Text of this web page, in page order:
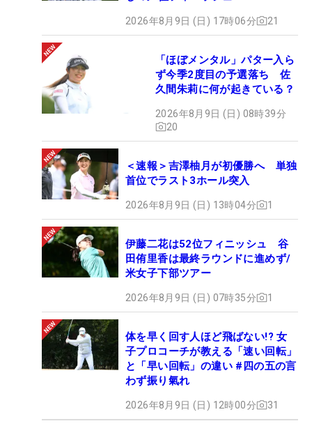
2026年8月9日 (日) 17時06分 21
「ほぼメンタル」パター入ら
ず今季2度目の予選落ち 佐
久間朱莉に何が起きている？
2026年8月9日 (日) 08時39分
20
＜速報＞吉澤柚月が初優勝へ 単独
首位でラスト3ホール突入
2026年8月9日 (日) 13時04分 1
伊藤二花は52位フィニッシュ 谷
田侑里香は最終ラウンドに進めず/
米女子下部ツアー
2026年8月9日 (日) 07時35分 1
体を早く回す人ほど飛ばない!? 女
子プロコーチが教える「速い回転」
と「早い回転」の違い #四の五の言
わず振り氣れ
2026年8月9日 (日) 12時00分 31